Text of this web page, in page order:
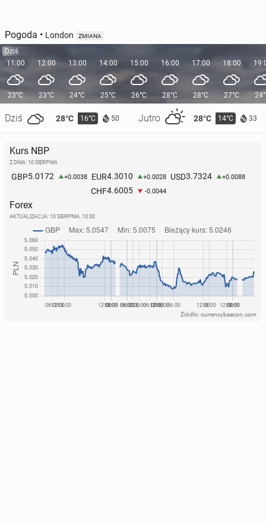
Pogoda • London ZMIANA
Dziś
11:00
23°C
Dziś 28°C 16°C 50 Jutro 28°C 14°C 33
12:00
23°C
13:00
24°C
14:00
25°C
15:00
26°C
16:00
28°C
17:00
28°C
18:00
27°C
Kurs NBP
Z DNIA: 10 SIERPNIA
GBP5.0172 +0.0038 EUR4.3010 +0.0028 USD3.7324 +0.0088
CHF4.6005 -0.0044
Forex
AKTUALIZACJA: 10 SIERPNIA, 10:30
Źródło: currencybeacon.com